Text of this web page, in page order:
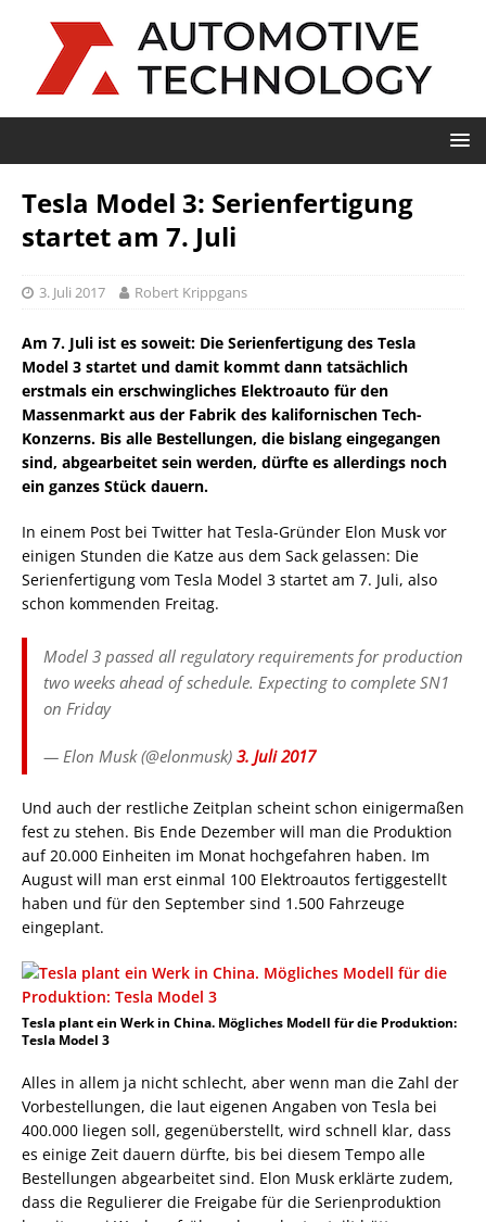
Tesla Model 3: Serienfertigung
startet am 7. Juli
3. Juli 2017 Robert Krippgans
Am 7. Juli ist es soweit: Die Serienfertigung des Tesla
Model 3 startet und damit kommt dann tatsächlich
erstmals ein erschwingliches Elektroauto für den
Massenmarkt aus der Fabrik des kalifornischen Tech-
Konzerns. Bis alle Bestellungen, die bislang eingegangen
sind, abgearbeitet sein werden, dürfte es allerdings noch
ein ganzes Stück dauern.
In einem Post bei Twitter hat Tesla-Gründer Elon Musk vor
einigen Stunden die Katze aus dem Sack gelassen: Die
Serienfertigung vom Tesla Model 3 startet am 7. Juli, also
schon kommenden Freitag.
Model 3 passed all regulatory requirements for production
two weeks ahead of schedule. Expecting to complete SN1
on Friday
— Elon Musk (@elonmusk) 3. Juli 2017
Und auch der restliche Zeitplan scheint schon einigermaßen
fest zu stehen. Bis Ende Dezember will man die Produktion
auf 20.000 Einheiten im Monat hochgefahren haben. Im
August will man erst einmal 100 Elektroautos fertiggestellt
haben und für den September sind 1.500 Fahrzeuge
eingeplant.
Tesla plant ein Werk in China. Mögliches Modell für die Produktion:
Tesla Model 3
Alles in allem ja nicht schlecht, aber wenn man die Zahl der
Vorbestellungen, die laut eigenen Angaben von Tesla bei
400.000 liegen soll, gegenüberstellt, wird schnell klar, dass
es einige Zeit dauern dürfte, bis bei diesem Tempo alle
Bestellungen abgearbeitet sind. Elon Musk erklärte zudem,
dass die Regulierer die Freigabe für die Serienproduktion